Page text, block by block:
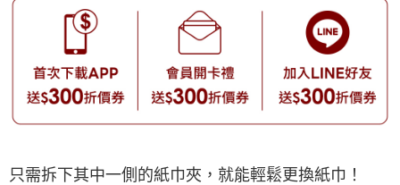
只需拆下其中一側的紙巾夾，就能輕鬆更換紙巾！